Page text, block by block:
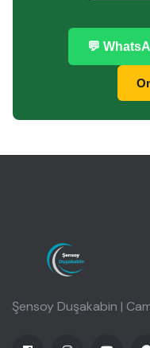
💬
Şensoy Duşakabin |